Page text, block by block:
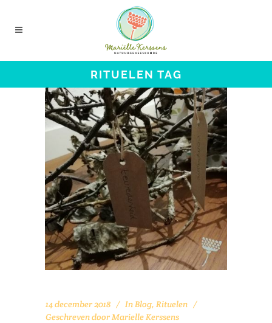
RITUELEN TAG
14 december 2018 In Blog, Rituelen
Geschreven doorMarielle Kerssens